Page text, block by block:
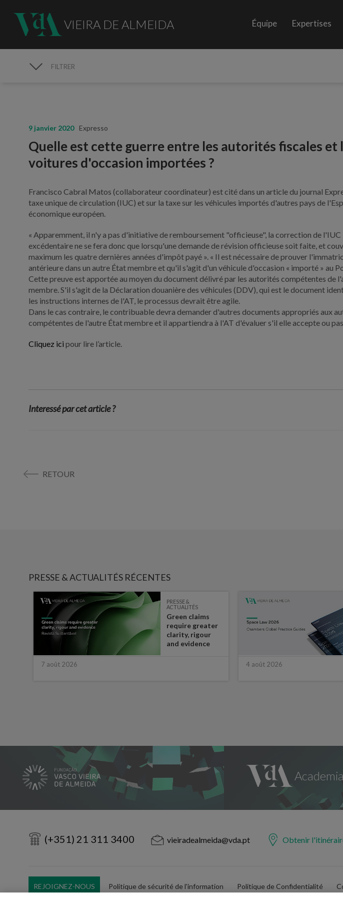
VIEIRA DE ALMEIDA Équipe Expertises
FILTRER
9 janvier 2020 Expresso
Quelle est cette guerre entre les autorités fiscales et
voitures d'occasion importées ?
Francisco Cabral Matos (collaborateur coordinateur) est cité dans un article du journal
taxe unique de circulation (IUC) et sur la taxe sur les véhicules importés d'autres pays de
économique européen.
« Apparemment, il n'y a pas d'initiative de remboursement "officieuse", la correction de l'IUC
excédentaire ne se fera donc que lorsqu'une demande de révision officieuse soit faite, et
maximum les quatre dernières années d'impôt payé ». « Il est nécessaire de prouver
antérieure dans un autre État membre et qu'il s'agit d'un véhicule d'occasion « importé » au
Cette preuve est apportée au moyen du document délivré par les autorités compétentes de
membre. S'il s'agit de la Déclaration douanière des véhicules (DDV), qui est le document
les instructions internes de l'AT, le processus devrait être agile.
Dans le cas contraire, le contribuable devra demander d'autres documents appropriés aux
compétentes de l'autre État membre et il appartiendra à l'AT d'évaluer s'il elle accepte ou pas
Cliquez ici pour lire l’article.
Interessé par cet article ?
RETOUR
PRESSE & ACTUALITÉS RÉCENTES
PRESSE &
ACTUALITÉS
Green claims
require greater
clarity, rigour
and evidence
7 août 2026 4 août 2026
(+351) 21 311 3400 vieiradealmeida@vda.pt Obtenir
REJOIGNEZ-NOUS Politique de sécurité de l'information Politique de Confidentialité